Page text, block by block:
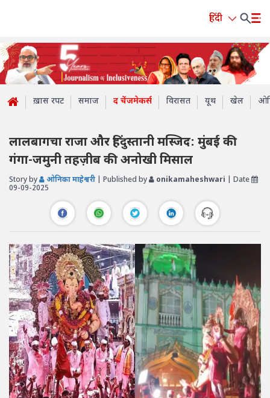
हिंदी
ख़ास रपट समाज द चेंजमेकर्स विरासत यूथ खेल
लालबागचा राजा और हिंदुस्तानी मस्जिद: मुंबई की
गंगा-जमुनी तहज़ीब की अनोखी मिसाल
Story by ओनिका माहेश्वरी | Published by onikamaheshwari | Date
09-09-2025